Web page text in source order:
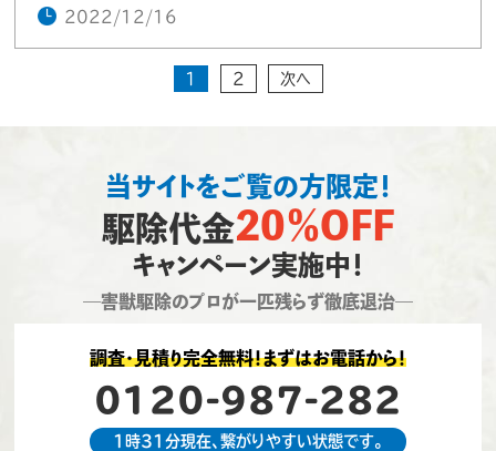
2022/12/16
1 2 次へ
当サイトをご覧の方限定！
駆除代金20％OFF
キャンペーン実施中！
―害獣駆除のプロが一匹残らず徹底退治―
調査・見積り完全無料！まずはお電話から！
0120-987-282
1時31分現在、繋がりやすい状態です。